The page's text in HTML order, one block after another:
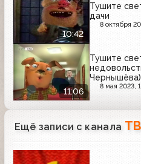
10:42
Тушите
дачи
8 октября
11:06
Тушите
Чернышёва)
8 мая 2023,
Ещё записи с канала